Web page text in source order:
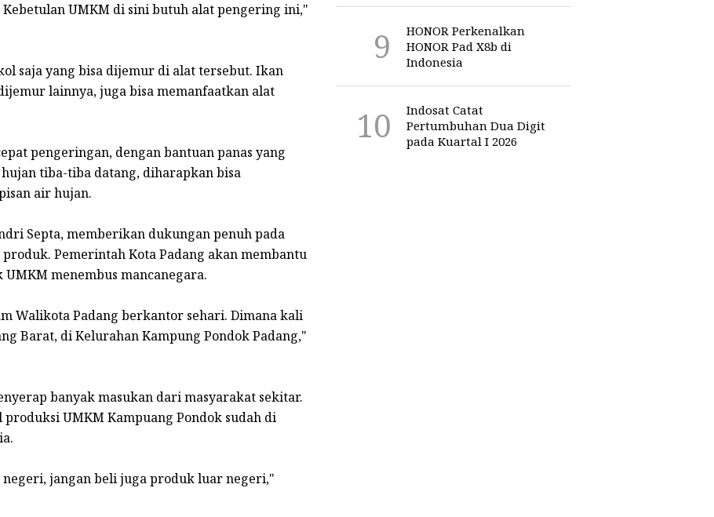
UMKM di sini butuh alat pengering ini,"
saja yang bisa dijemur di alat tersebut. Ikan
lainnya, juga bisa memanfaatkan alat
pengeringan, dengan bantuan panas yang
tiba-tiba datang, diharapkan bisa
air hujan.
Septa, memberikan dukungan penuh pada
Pemerintah Kota Padang akan membantu
menembus mancanegara.
Walikota Padang berkantor sehari. Dimana kali
Barat, di Kelurahan Kampung Pondok Padang,"
banyak masukan dari masyarakat sekitar.
UMKM Kampuang Pondok sudah di
jangan beli juga produk luar negeri,"
HONOR Perkenalkan
HONOR Pad X8b di
Indonesia
Indosat Catat
Pertumbuhan Dua Digit
pada Kuartal I 2026